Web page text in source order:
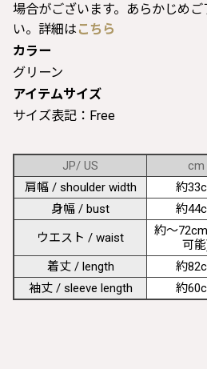
場合がございます。あらかじめ
い。詳細は こちら
カラー
グリーン
アイテムサイズ
サイズ表記：Free
JP/ US cm
肩幅 / shoulder width
約
身幅 / bust
約
ウエスト / waist
約〜
可
着丈 / length
約
袖丈 / sleeve length
約